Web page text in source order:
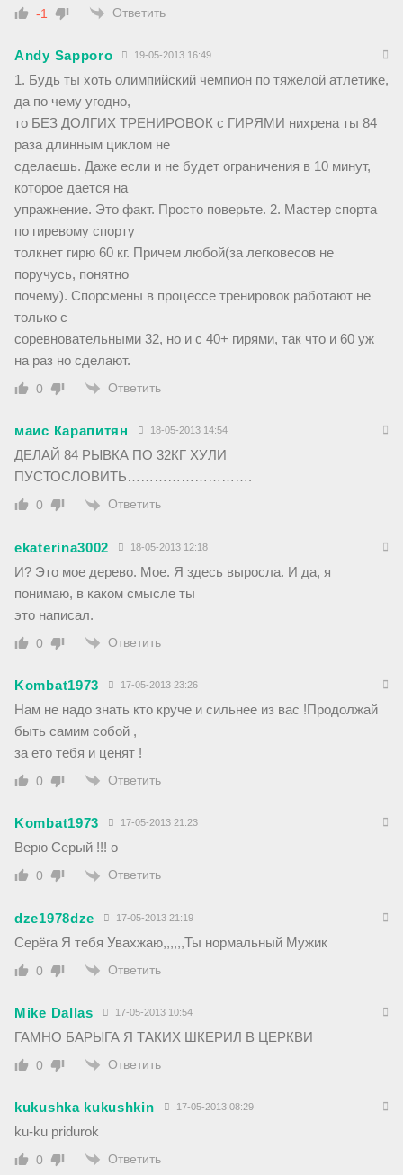
-1 Ответить
Andy Sapporo 19-05-2013 16:49
1. Будь ты хоть олимпийский чемпион по тяжелой атлетике,
да по чему угодно,
то БЕЗ ДОЛГИХ ТРЕНИРОВОК с ГИРЯМИ нихрена ты 84
раза длинным циклом не
сделаешь. Даже если и не будет ограничения в 10 минут,
которое дается на
упражнение. Это факт. Просто поверьте. 2. Мастер спорта
по гиревому спорту
толкнет гирю 60 кг. Причем любой(за легковесов не
поручусь, понятно
почему). Спорсмены в процессе тренировок работают не
только с
соревновательными 32, но и с 40+ гирями, так что и 60 уж
на раз но сделают.
0 Ответить
маис Карапитян 18-05-2013 14:54
ДЕЛАЙ 84 РЫВКА ПО 32КГ ХУЛИ
ПУСТОСЛОВИТЬ……………………….
0 Ответить
ekaterina3002 18-05-2013 12:18
И? Это мое дерево. Мое. Я здесь выросла. И да, я
понимаю, в каком смысле ты
это написал.
0 Ответить
Kombat1973 17-05-2013 23:26
Нам не надо знать кто круче и сильнее из вас !Продолжай
быть самим собой ,
за ето тебя и ценят !
0 Ответить
Kombat1973 17-05-2013 21:23
Верю Серый !!! о
0 Ответить
dze1978dze 17-05-2013 21:19
Серёга Я тебя Увахжаю,,,,,,Ты нормальный Мужик
0 Ответить
Mike Dallas 17-05-2013 10:54
ГАМНО БАРЫГА Я ТАКИХ ШКЕРИЛ В ЦЕРКВИ
0 Ответить
kukushka kukushkin 17-05-2013 08:29
ku-ku pridurok
0 Ответить